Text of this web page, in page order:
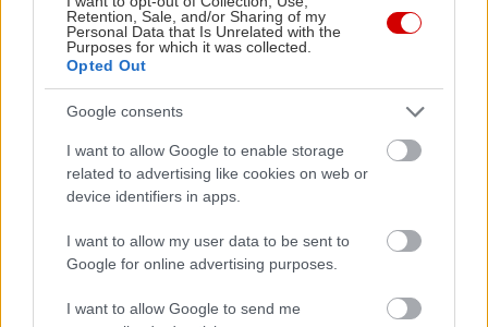
Retention, Sale, and/or Sharing of my
Personal Data that Is Unrelated with the
Purposes for which it was collected.
Opted Out
Google consents
I want to allow Google to enable storage
related to advertising like cookies on web or
device identifiers in apps.
I want to allow my user data to be sent to
Google for online advertising purposes.
I want to allow Google to send me
View this post on Instagram
A post shared by Lot 51 🌴 (@lot.51)
μη σου σπικάρει να πάτε στο LOT 51 για ποτάρες.